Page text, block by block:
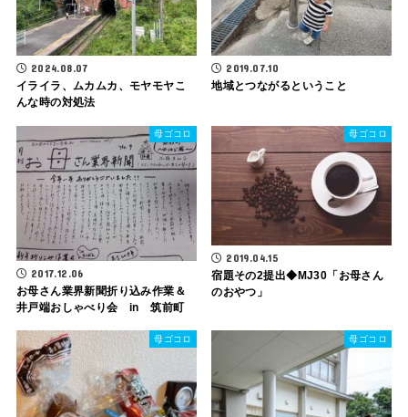
2024.08.07
イライラ、ムカムカ、モヤモヤこ
んな時の対処法
2019.07.10
地域とつながるということ
母ゴコロ
2017.12.06
お母さん業界新聞折り込み作業＆
井戸端おしゃべり会 in 筑前町
母ゴコロ
2019.04.15
宿題その2提出◆MJ30「お母さん
のおやつ」
母ゴコロ 母ゴコロ